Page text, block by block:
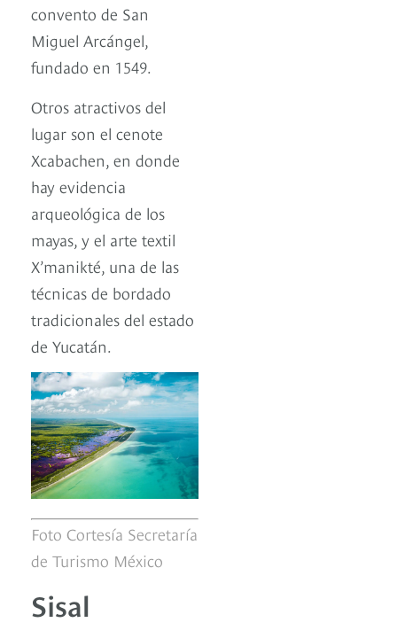
convento de San
Miguel Arcángel,
fundado en 1549.
Otros atractivos del
lugar son el cenote
Xcabachen, en donde
hay evidencia
arqueológica de los
mayas, y el arte textil
X’manikté, una de las
técnicas de bordado
tradicionales del estado
de Yucatán.
Foto Cortesía Secretaría
de Turismo México
Sisal